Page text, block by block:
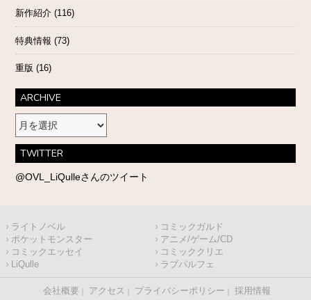
新作紹介 (116)
特典情報 (73)
重版 (16)
ARCHIVE
ARCHIVE
TWITTER
@OVL_LiQulleさんのツイート
ライトノベル
コミックガルド
ポケットモンスター
アニメ/ゲーム/CD
コミックエッセイ
コミッククリエ
LiQulle
ラブパルフェ
会社概要 アクセス プライバシーポリシー 採用情報